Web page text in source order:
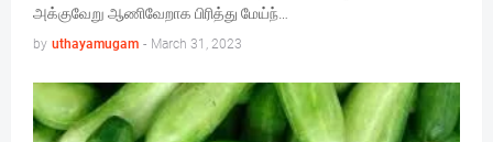
அக்குவேறு ஆணிவேறாக பிரித்து மேய்ந்…
by uthayamugam - March 31, 2023